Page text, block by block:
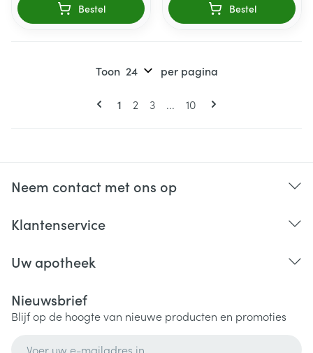
Bestel Bestel
Pagina's
U lees momenteel pagina
1 Pagina
2 Pagina
3 ... Pagina
10
Toon per pagina
Neem contact met ons op
Klantenservice
Uw apotheek
Nieuwsbrief
Blijf op de hoogte van nieuwe producten en promoties